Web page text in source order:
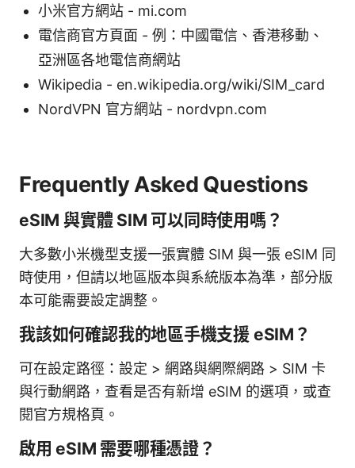
小米官方網站 - mi.com
電信商官方頁面 - 例：中國電信、香港移動、
亞洲區各地電信商網站
Wikipedia - en.wikipedia.org/wiki/SIM_card
NordVPN 官方網站 - nordvpn.com
Frequently Asked Questions
eSIM 與實體 SIM 可以同時使用嗎？
大多數小米機型支援一張實體 SIM 與一張 eSIM 同
時使用，但請以地區版本與系統版本為準，部分版
本可能需要設定調整。
我該如何確認我的地區手機支援 eSIM？
可在設定路徑：設定 > 網路與網際網路 > SIM 卡
與行動網路，查看是否有新增 eSIM 的選項，或查
閱官方規格頁。
啟用 eSIM 需要哪種憑證？